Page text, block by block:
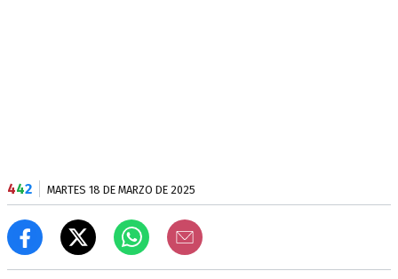
442 MARTES 18 DE MARZO DE 2025